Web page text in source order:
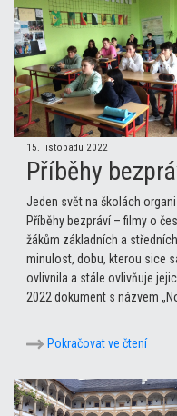
15. listopadu 2022
Příběhy
Jeden svět na školách
Příběhy bezpráví – filmy o
žákům základních a
minulost, dobu, kterou sice
ovlivnila a stále ovlivňuje
2022 dokument s názvem
Pokračovat ve čtení